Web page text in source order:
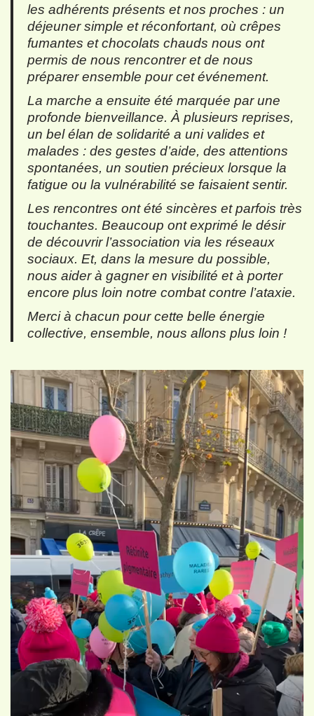
les adhérents présents et nos proches : un
déjeuner simple et réconfortant, où crêpes
fumantes et chocolats chauds nous ont
permis de nous rencontrer et de nous
préparer ensemble pour cet événement.
La marche a ensuite été marquée par une
profonde bienveillance. À plusieurs reprises,
un bel élan de solidarité a uni valides et
malades : des gestes d’aide, des attentions
spontanées, un soutien précieux lorsque la
fatigue ou la vulnérabilité se faisaient sentir.
Les rencontres ont été sincères et parfois très
touchantes. Beaucoup ont exprimé le désir
de découvrir l’association via les réseaux
sociaux. Et, dans la mesure du possible,
nous aider à gagner en visibilité et à porter
encore plus loin notre combat contre l’ataxie.
Merci à chacun pour cette belle énergie
collective, ensemble, nous allons plus loin !